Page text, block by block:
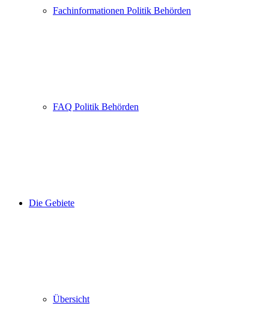
Fachinformationen Politik Behörden
FAQ Politik Behörden
Die Gebiete
Übersicht